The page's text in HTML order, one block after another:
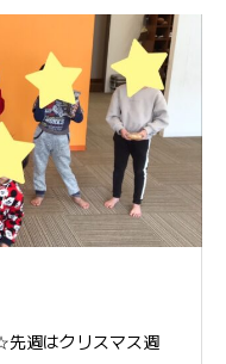
週はクリスマス週